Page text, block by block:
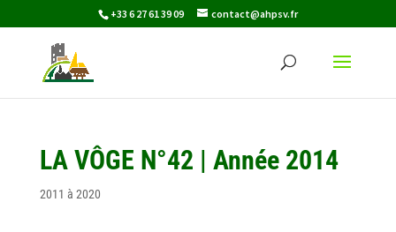
+33 6 27 61 39 09 contact@ahpsv.fr
LA VÔGE N°42 | Année 2014
2011 à 2020